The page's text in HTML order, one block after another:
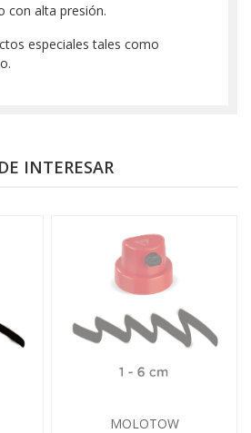
con alta presión.
especiales tales como
INTERESAR
MOLOTOW